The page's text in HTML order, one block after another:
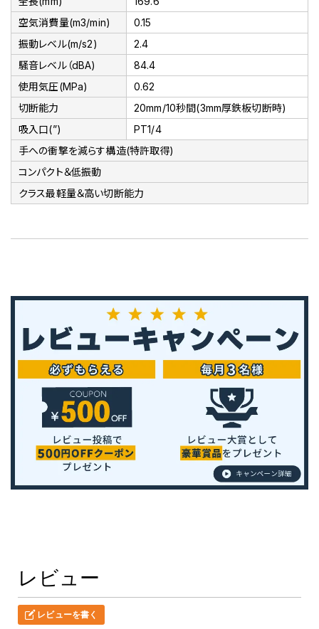
空気消費量(m3/min)
0.15
振動レベル(m/s2)
2.4
騒音レベル（dBA)
84.4
使用気圧(MPa)
0.62
切断能力
20mm/10秒間(3mm厚鉄板切断時)
吸入口(”)
PT1/4
手への衝撃を減らす構造(特許取得)
コンパクト＆低振動
クラス最軽量＆高い切断能力
レビュー
レビューを書く